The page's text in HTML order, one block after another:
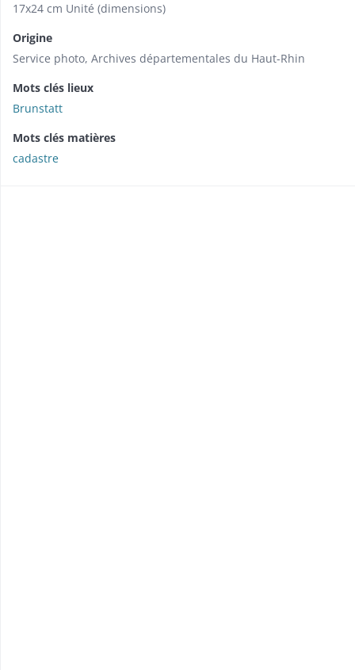
17x24 cm Unité (dimensions)
Origine
Service photo, Archives départementales du Haut-Rhin
Mots clés lieux
Brunstatt
Mots clés matières
cadastre